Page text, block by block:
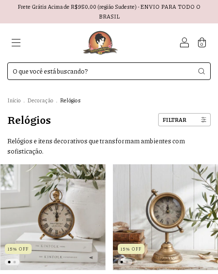
Frete Grátis Acima de R$950,00 (região Sudeste) - ENVIO PARA TODO O
BRASIL
0
Início . Decoração . Relógios
Relógios FILTRAR
Relógios e itens decorativos que transformam ambientes com
sofisticação.
15% OFF 15% OFF